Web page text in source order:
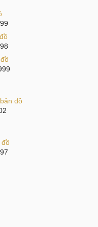
chất lượng tốt nhất và
MobileCity Care cam
linh kiện thay thế.
hình thay thế chất lượng
100% sử dụng linh kiện
tái chế.
lượng cao:
khác biệt nhiều với màn
đồ
đồ